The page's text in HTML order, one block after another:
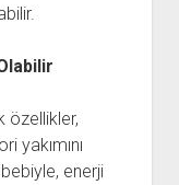
özellikler,
yakımını
enerji